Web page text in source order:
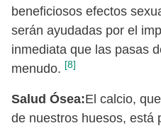
beneficiosos efectos
serán ayudadas por el
inmediata que las pasas
menudo. [8]
Salud Ósea:El calcio,
de nuestros huesos, está